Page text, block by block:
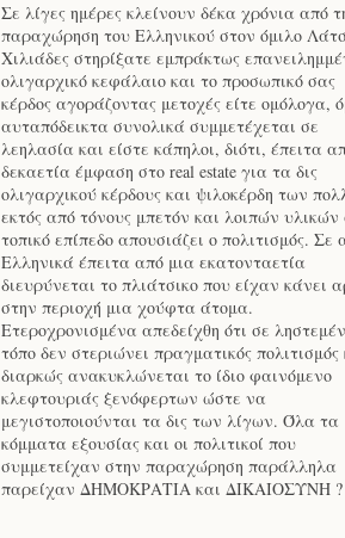
Σε λίγες ημέρες κλείνουν δέκα χρόνια από
παραχώρηση του Ελληνικού στον όμιλο
Χιλιάδες στηρίξατε εμπράκτως
ολιγαρχικό κεφάλαιο και το προσωπικό σας
κέρδος αγοράζοντας μετοχές είτε ομόλογα,
αυταπόδεικτα συνολικά συμμετέχεται σε
λεηλασία και είστε κάπηλοι, διότι, έπειτα
δεκαετία έμφαση στο real estate για τα δις
ολιγαρχικού κέρδους και ψιλοκέρδη των
εκτός από τόνους μπετόν και λοιπών υλικών
τοπικό επίπεδο απουσιάζει ο πολιτισμός. Σε
Ελληνικά έπειτα από μια εκατονταετία
διευρύνεται το πλιάτσικο που είχαν κάνει
στην περιοχή μια χούφτα άτομα.
Ετεροχρονισμένα απεδείχθη ότι σε
τόπο δεν στεριώνει πραγματικός πολιτισμός
διαρκώς ανακυκλώνεται το ίδιο φαινόμενο
κλεφτουριάς ξενόφερτων ώστε να
μεγιστοποιούνται τα δις των λίγων. Όλα τα
κόμματα εξουσίας και οι πολιτικοί που
συμμετείχαν στην παραχώρηση παράλληλα
παρείχαν ΔΗΜΟΚΡΑΤΙΑ και ΔΙΚΑΙΟΣΥΝΗ ?